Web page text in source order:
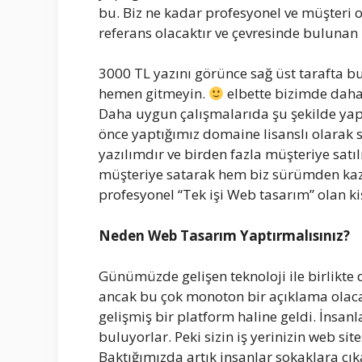
bu. Biz ne kadar profesyonel ve müşteri
referans olacaktır ve çevresinde
3000 TL yazını görünce sağ üst tarafta
hemen gitmeyin.
elbette bizimde
Daha uygun çalışmalarıda şu şekilde
önce yaptığımız domaine lisanslı
yazılımdır ve birden fazla müşteriye
müşteriye satarak hem biz sürümden
profesyonel “Tek işi Web tasarım” olan
Neden Web Tasarım Yaptırmalısınız?
Günümüzde gelişen teknoloji ile
ancak bu çok monoton bir açıklama
gelişmiş bir platform haline geldi.
buluyorlar. Peki sizin iş yerinizin web
Baktığımızda artık insanlar sokaklara